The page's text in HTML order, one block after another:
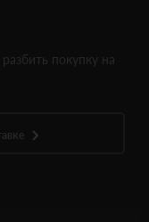
покупку на